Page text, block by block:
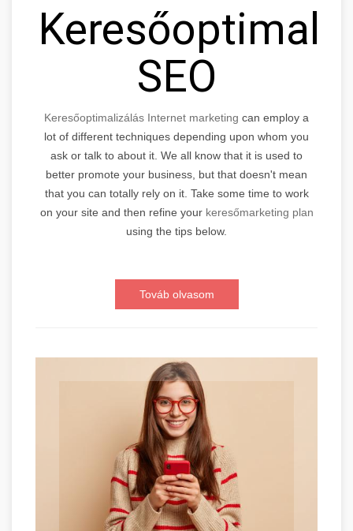
SEO
Keresőoptimalizálás Internet marketing can employ a
lot of different techniques depending upon whom you
ask or talk to about it. We all know that it is used to
better promote your business, but that doesn't mean
that you can totally rely on it. Take some time to work
on your site and then refine your keresőmarketing plan
using the tips below.
Továb olvasom